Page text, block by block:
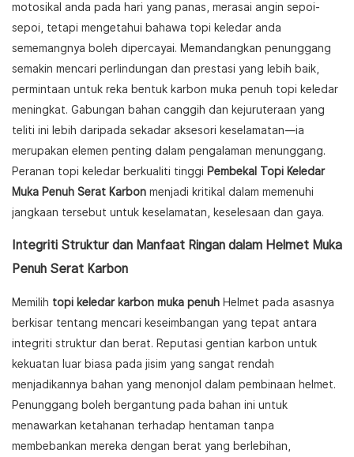
motosikal anda pada hari yang panas, merasai angin sepoi-
sepoi, tetapi mengetahui bahawa topi keledar anda
sememangnya boleh dipercayai. Memandangkan penunggang
semakin mencari perlindungan dan prestasi yang lebih baik,
permintaan untuk reka bentuk karbon muka penuh topi keledar
meningkat. Gabungan bahan canggih dan kejuruteraan yang
teliti ini lebih daripada sekadar aksesori keselamatan—ia
merupakan elemen penting dalam pengalaman menunggang.
Peranan topi keledar berkualiti tinggi Pembekal Topi Keledar
Muka Penuh Serat Karbon menjadi kritikal dalam memenuhi
jangkaan tersebut untuk keselamatan, keselesaan dan gaya.
Integriti Struktur dan Manfaat Ringan dalam Helmet Muka
Penuh Serat Karbon
Memilih topi keledar karbon muka penuh Helmet pada asasnya
berkisar tentang mencari keseimbangan yang tepat antara
integriti struktur dan berat. Reputasi gentian karbon untuk
kekuatan luar biasa pada jisim yang sangat rendah
menjadikannya bahan yang menonjol dalam pembinaan helmet.
Penunggang boleh bergantung pada bahan ini untuk
menawarkan ketahanan terhadap hentaman tanpa
membebankan mereka dengan berat yang berlebihan,